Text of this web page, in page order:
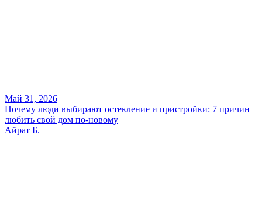
Май 31, 2026
Почему люди выбирают остекление и пристройки: 7 причин
любить свой дом по-новому
Айрат Б.